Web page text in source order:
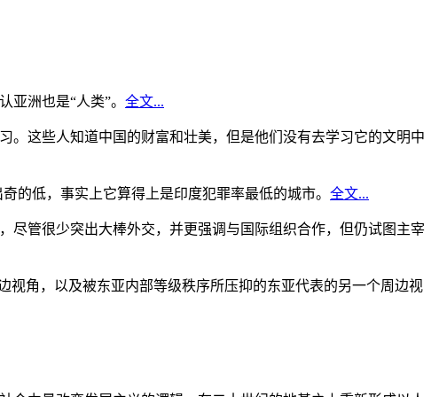
洲也是“人类”。 全文...
。这些人知道中国的财富和壮美，但是他们没有去学习它的文明中
的低，事实上它算得上是印度犯罪率最低的城市。 全文...
尽管很少突出大棒外交，并更强调与国际组织合作，但仍试图主宰
视角，以及被东亚内部等级秩序所压抑的东亚代表的另一个周边视